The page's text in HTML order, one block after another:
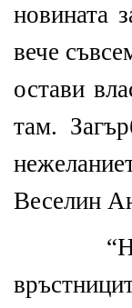
новината
вече
остави
там.
Веселин